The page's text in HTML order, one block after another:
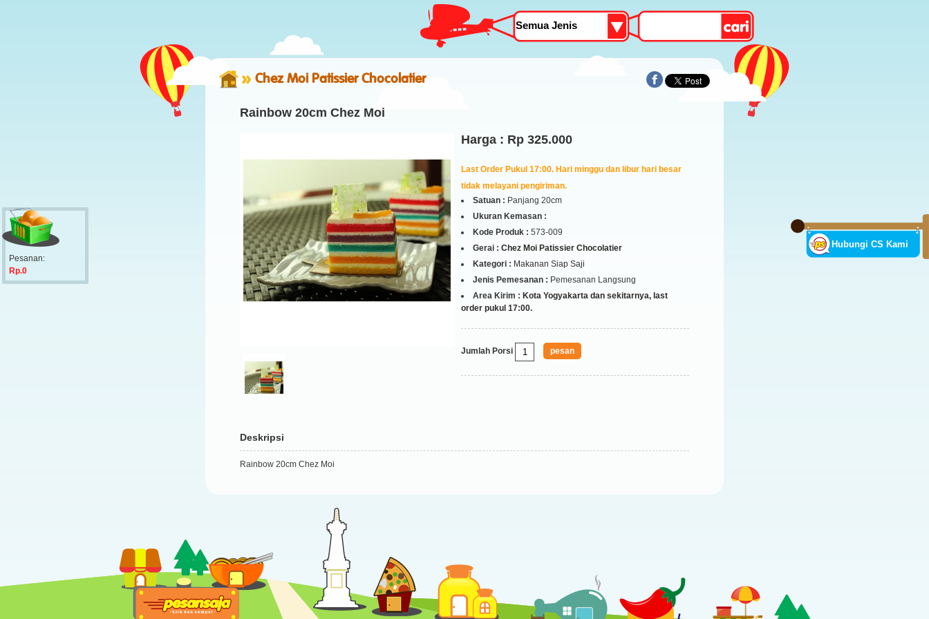
Hubungi CS Kami
Pesanan:
Rp.0
Chez Moi Patissier Chocolatier
Rainbow 20cm Chez Moi
Harga : Rp 325.000
Last Order Pukul 17:00. Hari minggu dan libur hari besar
tidak melayani pengiriman.
Satuan : Panjang 20cm
Ukuran Kemasan :
Kode Produk : 573-009
Gerai : Chez Moi Patissier Chocolatier
Kategori : Makanan Siap Saji
Jenis Pemesanan : Pemesanan Langsung
Area Kirim : Kota Yogyakarta dan sekitarnya, last
order pukul 17:00.
Jumlah Porsi
Deskripsi
Rainbow 20cm Chez Moi